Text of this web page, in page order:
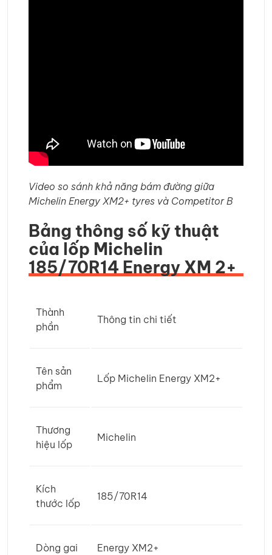
Video so sánh khả năng bám đường giữa
Michelin Energy XM2+ tyres và Competitor B
Bảng thông số kỹ thuật
của lốp Michelin
185/70R14 Energy XM 2+
Thành
phần
Thông tin chi tiết
Tên sản
phẩm
Lốp Michelin Energy XM2+
Thương
hiệu lốp
Michelin
Kích
thước lốp
185/70R14
Dòng gai Energy XM2+